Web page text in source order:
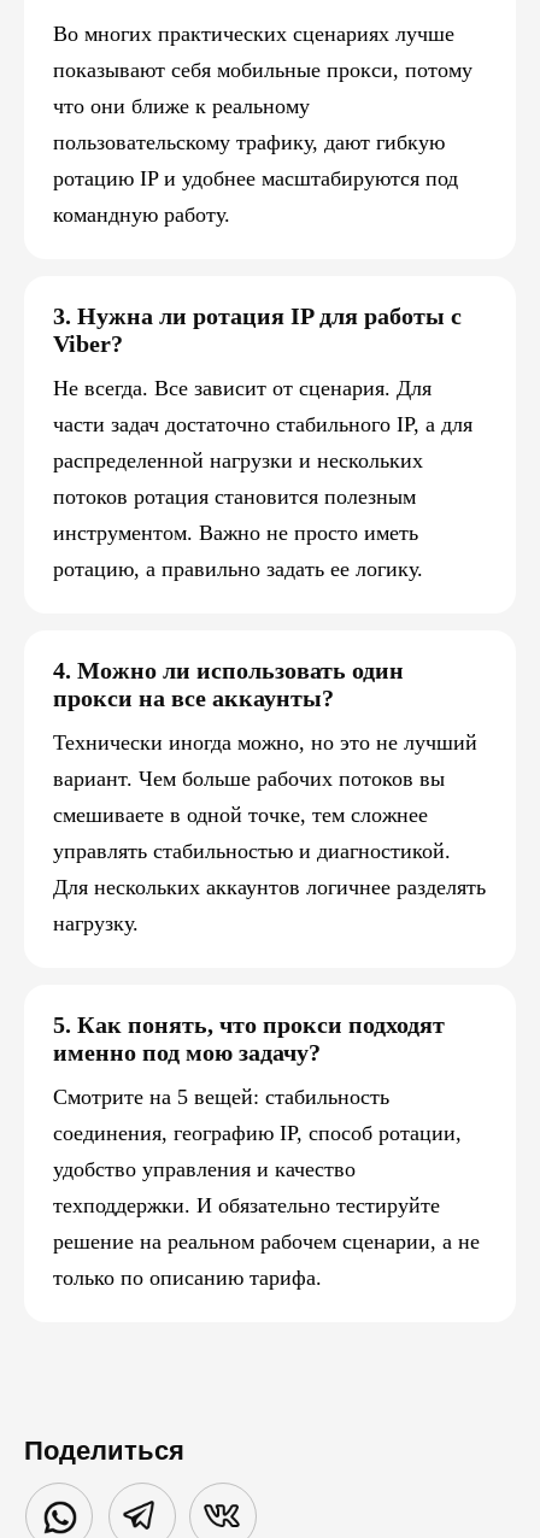
Во многих практических сценариях лучше
показывают себя мобильные прокси, потому
что они ближе к реальному
пользовательскому трафику, дают гибкую
ротацию IP и удобнее масштабируются под
командную работу.
3. Нужна ли ротация IP для работы с
Viber?
Не всегда. Все зависит от сценария. Для
части задач достаточно стабильного IP, а для
распределенной нагрузки и нескольких
потоков ротация становится полезным
инструментом. Важно не просто иметь
ротацию, а правильно задать ее логику.
4. Можно ли использовать один
прокси на все аккаунты?
Технически иногда можно, но это не лучший
вариант. Чем больше рабочих потоков вы
смешиваете в одной точке, тем сложнее
управлять стабильностью и диагностикой.
Для нескольких аккаунтов логичнее разделять
нагрузку.
5. Как понять, что прокси подходят
именно под мою задачу?
Смотрите на 5 вещей: стабильность
соединения, географию IP, способ ротации,
удобство управления и качество
техподдержки. И обязательно тестируйте
решение на реальном рабочем сценарии, а не
только по описанию тарифа.
Поделиться